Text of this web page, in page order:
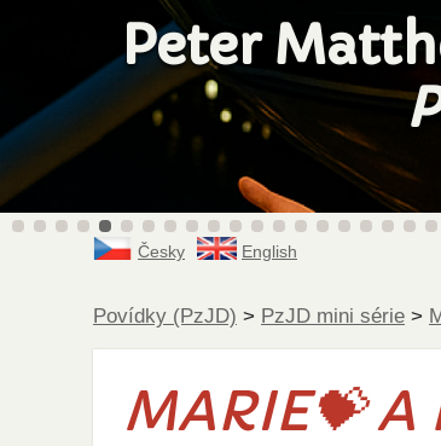
P. M.
Česky English
Povídky (PzJD) > PzJD mini série >
MARIE💝